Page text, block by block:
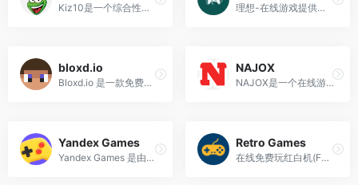
Kiz10是一个综合性的在线游戏平台，提供多种类型的游戏供玩家选择。Kiz10涵盖了多种类型的游戏，包括动作冒险、策略、赛车、射击、解谜、角色扮演等。 理想-在线游戏提供多种经典游戏体验的平台,包括动作、格斗、冒险、射击、角色扮演等，涵盖从街机到NES等不同年代的经典游戏。
bloxd.io
Bloxd.io 是一款免费的在线多人游戏，玩家可以在一个像素化的方块世界中进行探索、建造和战斗。这款游戏结合了多种游戏模式，包括生存、创造、和平、跑酷、部落战等。
NAJOX
NAJOX是一个在线游戏平台，提供多种类型的免费在线游戏。这些游戏包括益智类、冒险类、策略类、射击类等，适合不同年龄段的玩家。
Yandex Games
Yandex Games 是由俄罗斯科技巨头 Yandex 开发的在线游戏平台，支持多种游戏类型，包括动作、冒险、解谜、策略、体育、角色扮演等，满足不同年龄和兴趣的玩家需求。
Retro Games
在线免费玩红白机(FC)、超任(SFC)、世嘉(MD)、Neo Geo、GB、GBA、N64、PS和街机等模拟器怀旧复古游戏。最佳免费复古游戏集合。